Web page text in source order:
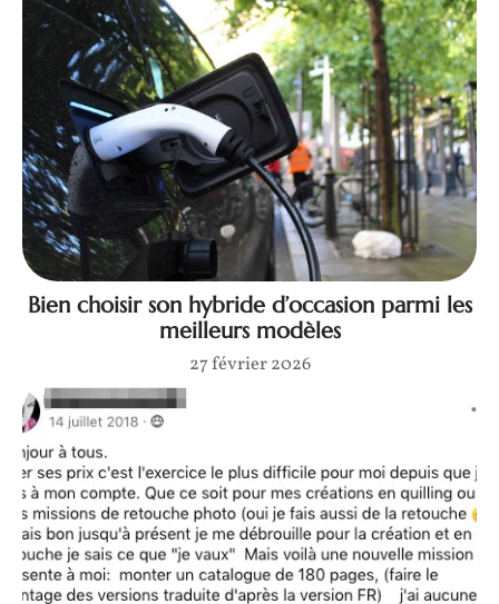
Bien choisir son hybride d’occasion parmi les
meilleurs modèles
27 février 2026